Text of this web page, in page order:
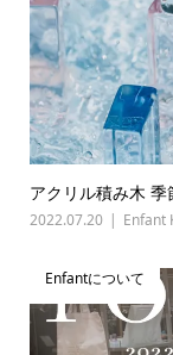
アクリル積み木
2022.07.20 Enfant
Enfantについて